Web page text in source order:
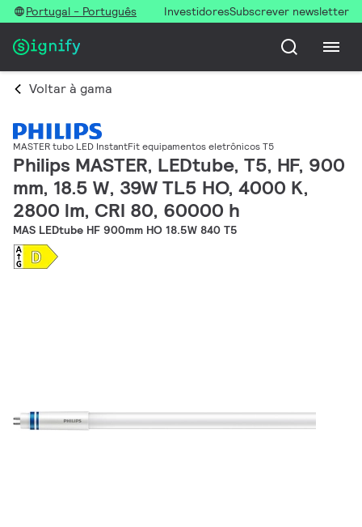
Portugal - Português InvestidoresSubscrever newsletter
Voltar à gama
MASTER tubo LED InstantFit equipamentos eletrônicos T5
Philips MASTER, LEDtube, T5, HF, 900
mm, 18.5 W, 39W TL5 HO, 4000 K,
2800 lm, CRI 80, 60000 h
MAS LEDtube HF 900mm HO 18.5W 840 T5